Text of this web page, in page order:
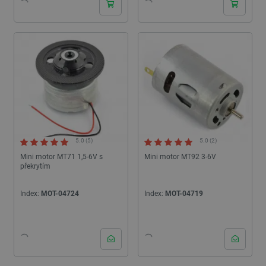
Mini motor MT71 1,5-6V s
překrytím
5.0 (5)
Index: MOT-04724
Mini motor MT92 3-6V
5.0 (2)
Index: MOT-04719